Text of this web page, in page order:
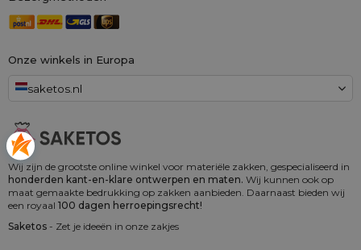
Wij zijn de grootste online winkel voor materiële zakken, gespecialiseerd in
honderden kant-en-klare ontwerpen en maten. Wij kunnen ook op
maat gemaakte bedrukking op zakken aanbieden. Daarnaast bieden wij
een royaal 100 dagen herroepingsrecht!
Saketos - Zet je ideeën in onze zakjes
Onze winkels in Europa
saketos.nl